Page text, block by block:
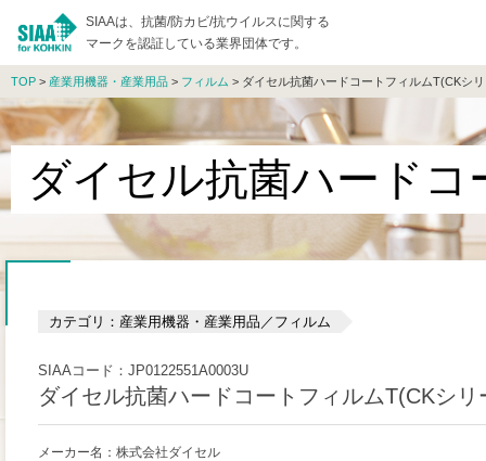
SIAAは、抗菌/防カビ/抗ウイルスに関する
マークを認証している業界団体です。
TOP > 産業用機器・産業用品 > フィルム > ダイセル抗菌ハードコートフィルムT(CKシ
ダイセル抗菌ハード
カテゴリ：産業用機器・産業用品／フィルム
SIAAコード：JP0122551A0003U
ダイセル抗菌ハードコートフィルムT(CKシリ
メーカー名：株式会社ダイセル